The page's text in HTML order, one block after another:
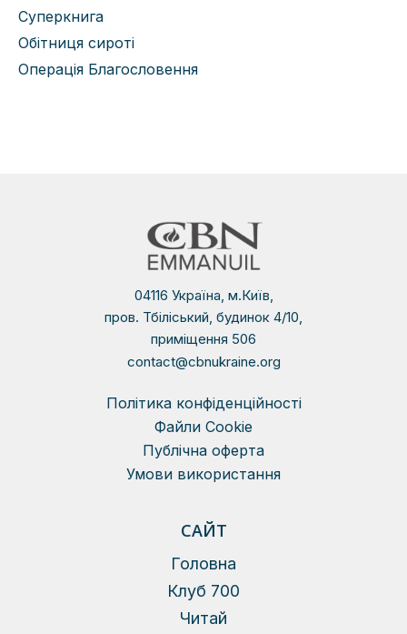
Суперкнига
Обітниця сироті
Операція Благословення
04116 Україна, м.Київ,
пров. Тбіліський, будинок 4/10,
приміщення 506
contact@cbnukraine.org
Політика конфіденційності
Файли Сookie
Публічна оферта
Умови використання
САЙТ
Головна
Клуб 700
Читай